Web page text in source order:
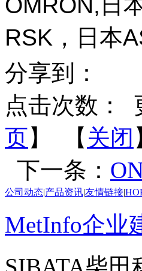
OMRON,日
RSK，日本
分享到：
点击次数：
页】 【 关闭
下一条：
公司动态 产品资讯友情链接
MetInfo企业